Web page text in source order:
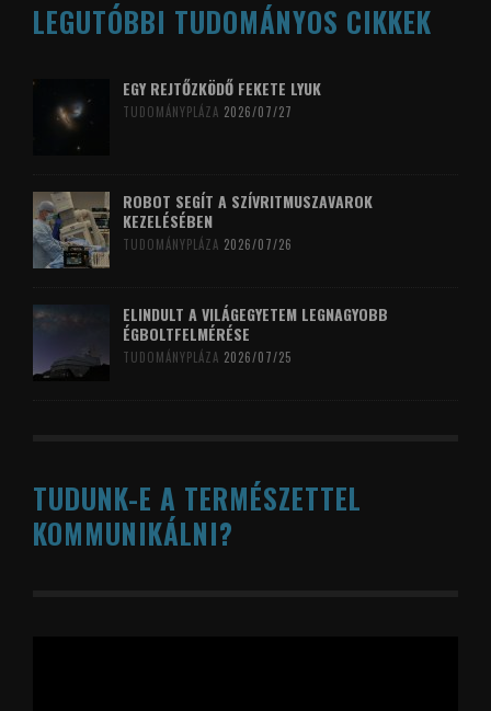
LEGUTÓBBI TUDOMÁNYOS CIKKEK
EGY REJTŐZKÖDŐ FEKETE LYUK
TUDOMÁNYPLÁZA 2026/07/27
ROBOT SEGÍT A SZÍVRITMUSZAVAROK
KEZELÉSÉBEN
TUDOMÁNYPLÁZA 2026/07/26
ELINDULT A VILÁGEGYETEM LEGNAGYOBB
ÉGBOLTFELMÉRÉSE
TUDOMÁNYPLÁZA 2026/07/25
TUDUNK-E A TERMÉSZETTEL
KOMMUNIKÁLNI?